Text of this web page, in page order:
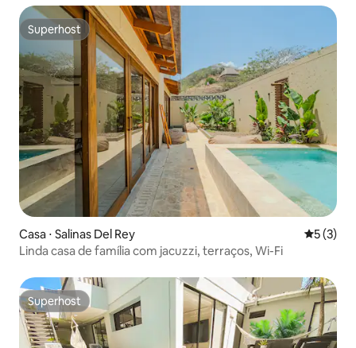
Superhost
Superhost
Casa ⋅ Salinas Del Rey 5 de
5 (3)
Linda casa de família com jacuzzi, terraços, Wi-Fi
Superhost
Superhost